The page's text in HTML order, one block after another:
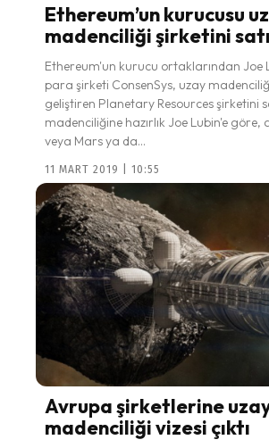
Ethereum’un kurucusu
madenciliği şirketini
Ethereum'un kurucu ortaklarından Joe
para şirketi ConsenSys, uzay
geliştiren Planetary Resources şirketini
madenciliğine hazırlık Joe Lubin'e göre,
veya Mars ya da...
11 MART 2019 | 10:55
Avrupa şirketlerine
madenciliği vizesi çıktı